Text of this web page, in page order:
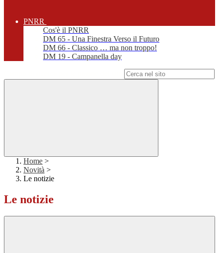
PNRR
Cos'è il PNRR
DM 65 - Una Finestra Verso il Futuro
DM 66 - Classico … ma non troppo!
DM 19 - Campanella day
Home >
Novità >
Le notizie
Le notizie